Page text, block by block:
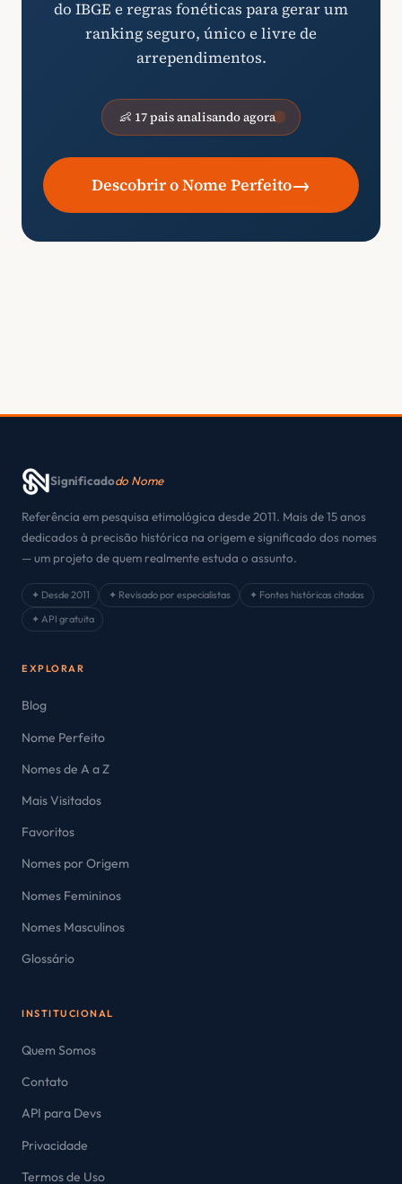
do IBGE e regras fonéticas para gerar um
ranking seguro, único e livre de
arrependimentos.
👶 17 pais analisando agora
Descobrir o Nome Perfeito→
Significadodo Nome
Referência em pesquisa etimológica desde 2011. Mais de 15 anos
dedicados à precisão histórica na origem e significado dos nomes
— um projeto de quem realmente estuda o assunto.
✦ Desde 2011 ✦ Revisado por especialistas
✦ Fontes históricas citadas
✦ API gratuita
EXPLORAR
Blog
Nome Perfeito
Nomes de A a Z
Mais Visitados
Favoritos
Nomes por Origem
Nomes Femininos
Nomes Masculinos
Glossário
INSTITUCIONAL
Quem Somos
Contato
API para Devs
Privacidade
Termos de Uso